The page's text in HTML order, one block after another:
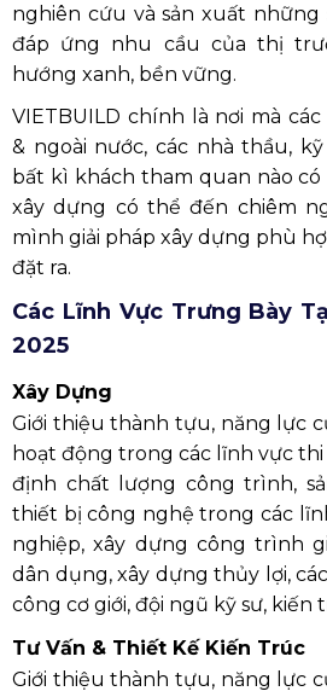
nghiên cứu và sản xuất những
đáp ứng nhu cầu của thị
hướng xanh, bền vững.
VIETBUILD chính là nơi mà
& ngoài nước, các nhà thầu,
bất kì khách tham quan nào
xây dựng có thể đến chiêm
mình giải pháp xây dựng phù
đặt ra.
Các Lĩnh Vực Trưng Bày
2025
Xây Dựng
Giới thiệu thành tựu, năng lực
hoạt động trong các lĩnh vực
định chất lượng công trình,
thiết bị công nghệ trong các
nghiệp, xây dựng công trình
dân dụng, xây dựng thủy lợi,
công cơ giới, đội ngũ kỹ sư, kiến
Tư Vấn & Thiết Kế Kiến Trúc
Giới thiệu thành tựu, năng lực